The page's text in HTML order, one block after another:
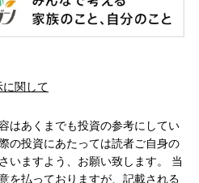
関して
はあくまでも投資の参考にしてい
の投資にあたっては読者ご自身の
いますよう、お願い致します。 当
を払っておりますが、記載される